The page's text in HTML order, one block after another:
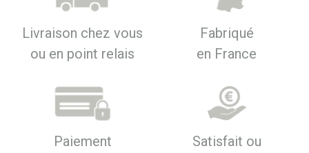
Livraison chez vous
ou en point relais
Fabriqué
en France
Paiement
Satisfait ou